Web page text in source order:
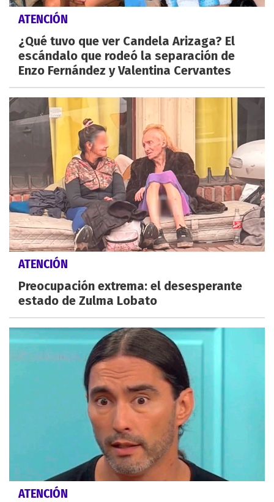
ATENCIÓN
¿Qué tuvo que ver Candela Arizaga? El
escándalo que rodeó la separación de
Enzo Fernández y Valentina Cervantes
ATENCIÓN
Preocupación extrema: el desesperante
estado de Zulma Lobato
ATENCIÓN